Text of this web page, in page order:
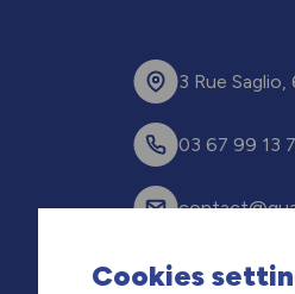
3 Rue
03 67 99 13
Cookies